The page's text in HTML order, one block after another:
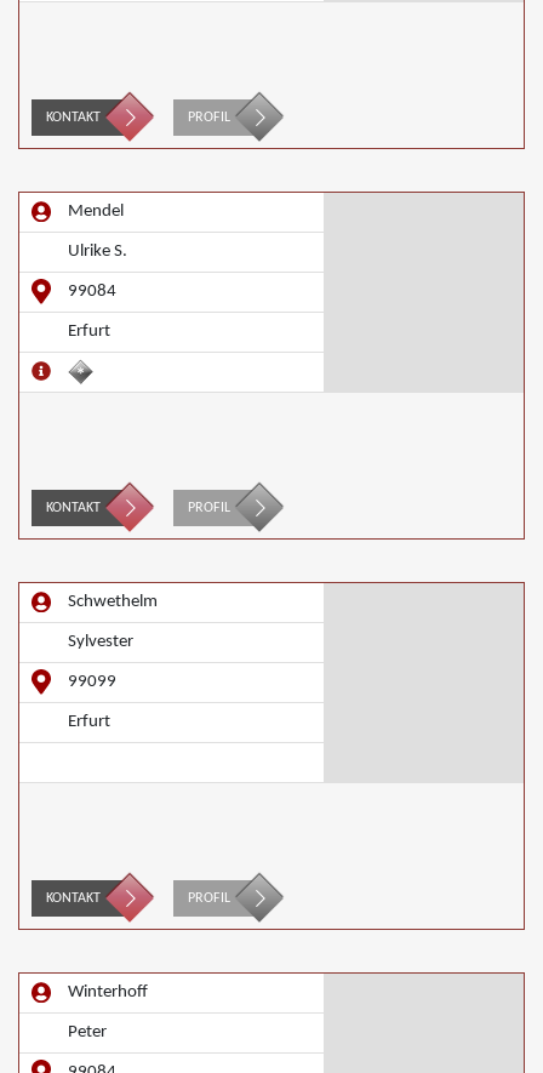
KONTAKT PROFIL
Mendel
Ulrike S.
99084
Erfurt
KONTAKT PROFIL
Schwethelm
Sylvester
99099
Erfurt
KONTAKT PROFIL
Winterhoff
Peter